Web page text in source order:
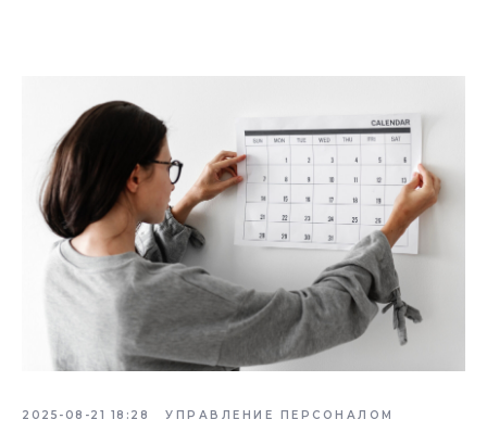
2025-08-21 18:28 УПРАВЛЕНИЕ ПЕРСОНАЛОМ